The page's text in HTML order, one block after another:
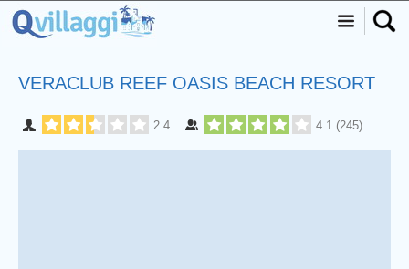
VERACLUB REEF OASIS BEACH RESORT
2.4 4.1 (245)